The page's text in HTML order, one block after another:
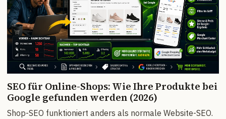
SEO für Online-Shops: Wie Ihre Produkte bei
Google gefunden werden (2026)
Shop-SEO funktioniert anders als normale Website-SEO.